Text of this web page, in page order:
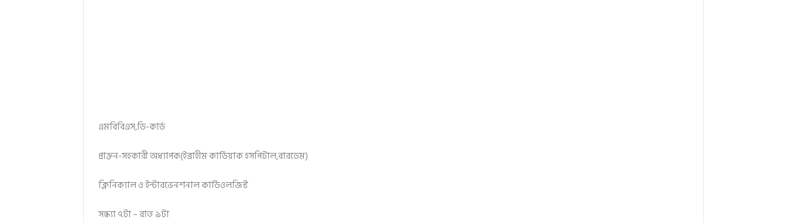
এমবিবিএস,ডি-কার্ড
প্রাক্তন-সহকারী অধ্যাপক(ইব্রাহীম কার্ডিয়াক হসপিটাল,বারডেম)
ক্লিনিক্যাল ও ইন্টারভেনশনাল কার্ডিওলজিস্ট
সন্ধ্যা ৭টা – রাত ৯টা